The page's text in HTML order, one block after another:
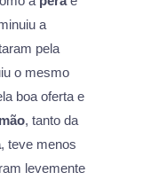
a
pela
o mesmo
boa oferta e
, tanto da
, teve menos
levemente